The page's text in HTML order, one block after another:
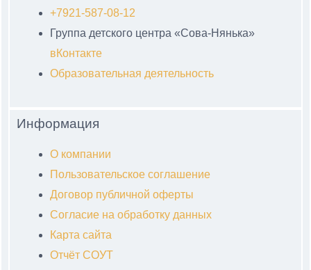
+7921-587-08-12
Группа детского центра «Сова-Нянька»
вКонтакте
Образовательная деятельность
Информация
О компании
Пользовательское соглашение
Договор публичной оферты
Согласие на обработку данных
Карта сайта
Отчёт СОУТ